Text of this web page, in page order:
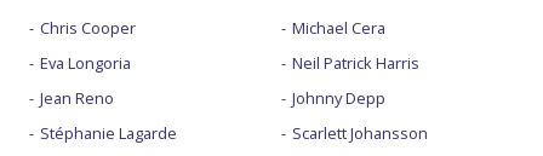
Chris Cooper
Eva Longoria
Jean Reno
Stéphanie Lagarde
Michael Cera
Neil Patrick Harris
Johnny Depp
Scarlett Johansson